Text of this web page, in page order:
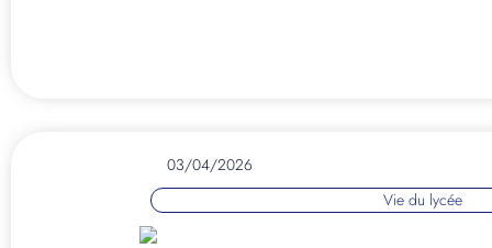
03/04/2026
Vie du lycée